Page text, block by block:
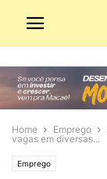
Home Emprego
vagas em diversas...
Emprego